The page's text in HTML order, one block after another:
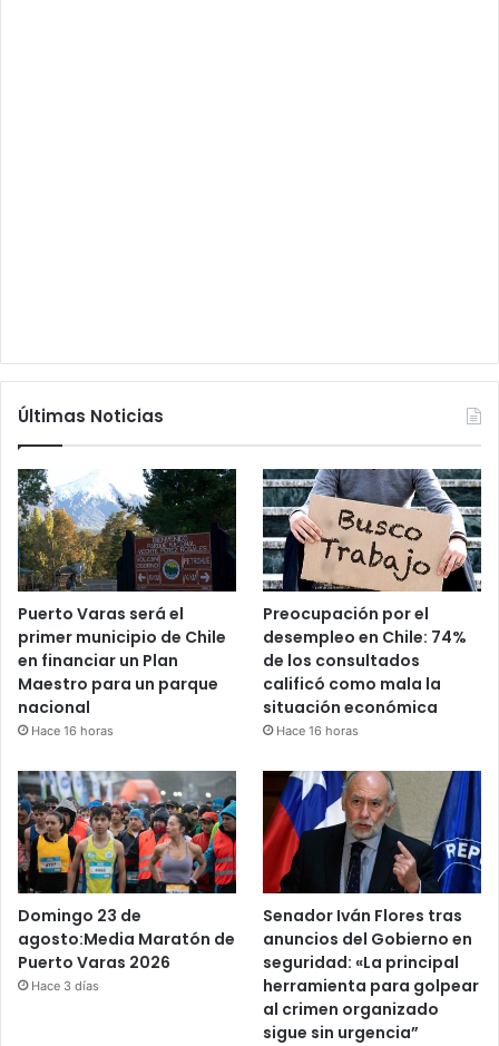
Últimas Noticias
Puerto Varas será el
primer municipio de Chile
en financiar un Plan
Maestro para un parque
nacional
Hace 16 horas
Preocupación por el
desempleo en Chile: 74%
de los consultados
calificó como mala la
situación económica
Hace 16 horas
Domingo 23 de
agosto:Media Maratón de
Puerto Varas 2026
Hace 3 días
Senador Iván Flores tras
anuncios del Gobierno en
seguridad: «La principal
herramienta para golpear
al crimen organizado
sigue sin urgencia”